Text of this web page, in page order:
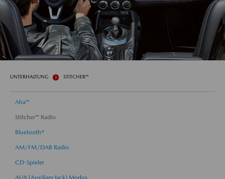
UNTERHALTUNG STITCHER™
Aha™
Stitcher™ Radio
Bluetooth®
AM/FM/DAB Radio
CD-Spieler
AUX (Auxiliary Jack) Modus